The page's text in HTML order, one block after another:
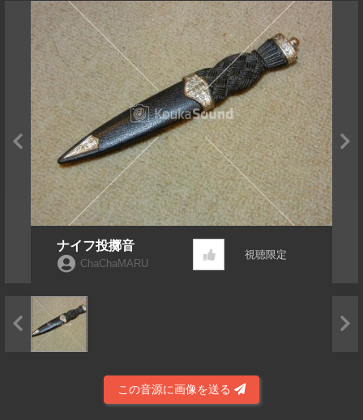
ナイフ投擲音
ChaChaMARU
視聴限定
この音源に画像を送る